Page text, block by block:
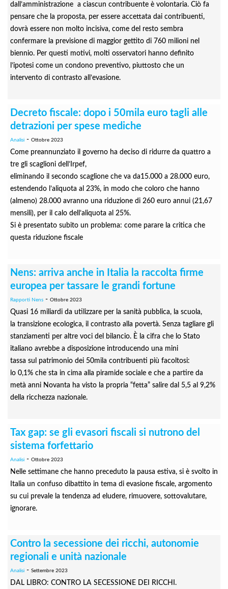
dall’amministrazione a ciascun contribuente è volontaria. Ciò fa
pensare che la proposta, per essere accettata dai contribuenti,
dovrà essere non molto incisiva, come del resto sembra
confermare la previsione di maggior gettito di 760 milioni nel
biennio. Per questi motivi, molti osservatori hanno definito
l’ipotesi come un condono preventivo, piuttosto che un
intervento di contrasto all’evasione.
Decreto fiscale: dopo i 50mila euro tagli alle
detrazioni per spese mediche
Analisi - Ottobre 2023
Come preannunziato il governo ha deciso di ridurre da quattro a
tre gli scaglioni dell’Irpef,
eliminando il secondo scaglione che va da15.000 a 28.000 euro,
estendendo l’aliquota al 23%, in modo che coloro che hanno
(almeno) 28.000 avranno una riduzione di 260 euro annui (21,67
mensili), per il calo dell’aliquota al 25%.
Si è presentato subito un problema: come parare la critica che
questa riduzione fiscale
Nens: arriva anche in Italia la raccolta firme
europea per tassare le grandi fortune
Rapporti Nens - Ottobre 2023
Quasi 16 miliardi da utilizzare per la sanità pubblica, la scuola,
la transizione ecologica, il contrasto alla povertà. Senza tagliare gli
stanziamenti per altre voci del bilancio. È la cifra che lo Stato
italiano avrebbe a disposizione introducendo una mini
tassa sul patrimonio dei 50mila contribuenti più facoltosi:
lo 0,1% che sta in cima alla piramide sociale e che a partire da
metà anni Novanta ha visto la propria “fetta” salire dal 5,5 al 9,2%
della ricchezza nazionale.
Tax gap: se gli evasori fiscali si nutrono del
sistema forfettario
Analisi - Ottobre 2023
Nelle settimane che hanno preceduto la pausa estiva, si è svolto in
Italia un confuso dibattito in tema di evasione fiscale, argomento
su cui prevale la tendenza ad eludere, rimuovere, sottovalutare,
ignorare.
Contro la secessione dei ricchi, autonomie
regionali e unità nazionale
Analisi - Settembre 2023
DAL LIBRO: CONTRO LA SECESSIONE DEI RICCHI.